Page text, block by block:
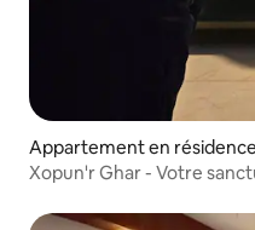
Appartement en
Xopun'r Ghar - Votre